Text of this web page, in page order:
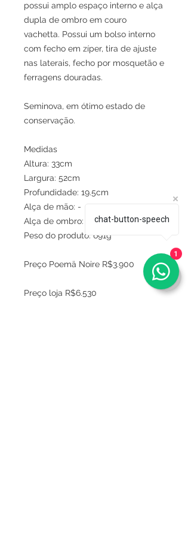
possui amplo espaço interno e alça
dupla de ombro em couro
vachetta. Possui um bolso interno
com fecho em zíper, tira de ajuste
nas laterais, fecho por mosquetão e
ferragens douradas.
Seminova, em ótimo estado de
conservação.
Medidas
Altura: 33cm
Largura: 52cm
Profundidade: 19.5cm
Alça de mão: -
Alça de ombro: 21.5cm
Peso do produto: 691g
Preço Poemä Noire R$3.900
Preço loja R$6.530
chat-button-speech
1